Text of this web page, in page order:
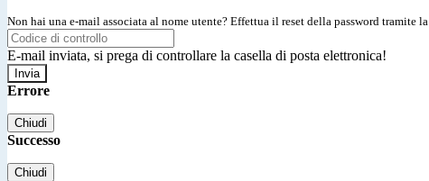
Non hai una e-mail associata al nome utente? Effettua il reset della password tramite la
E-mail inviata, si prega di controllare la casella di posta elettronica!
Errore
Chiudi
Successo
Chiudi